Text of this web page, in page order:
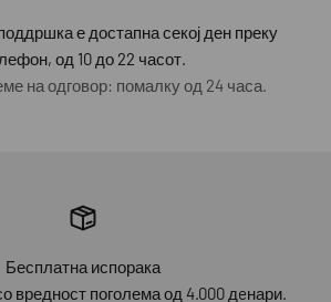
е достапна секој ден преку
од 10 до 22 часот.
на одговор: помалку од 24 часа.
Бесплатна испорака
вредност поголема од 4.000 дeнари.